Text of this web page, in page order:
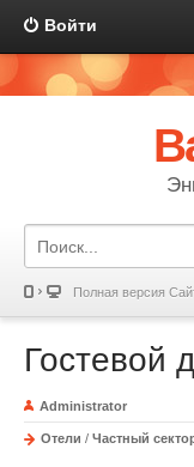
Войти
Полная версия
Гостевой
Administrator
Отели / Частный